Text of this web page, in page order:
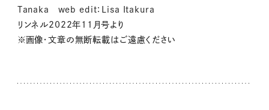
Tanaka web edit：Lisa Itakura
リンネル2022年11月号より
※画像・文章の無断転載はご遠慮ください